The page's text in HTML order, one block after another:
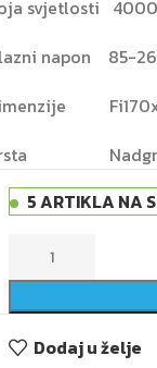
svjetlosti
napon 85-
5 ARTIKLA NA
Dodaj u želje